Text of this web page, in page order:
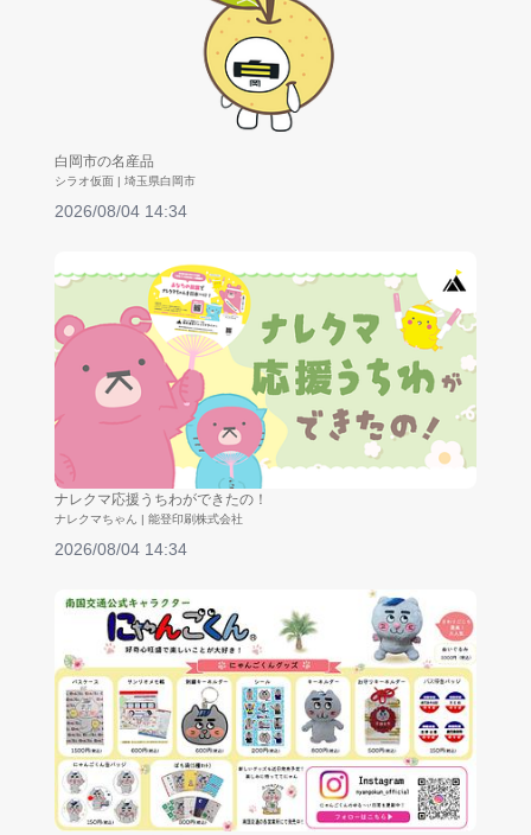
白岡市の名産品
シラオ仮面 | 埼玉県白岡市
2026/08/04 14:34
ナレクマ応援うちわができたの！
ナレクマちゃん | 能登印刷株式会社
2026/08/04 14:34